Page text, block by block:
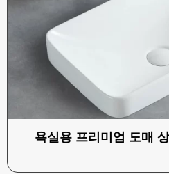
욕실용 프리미엄 도매